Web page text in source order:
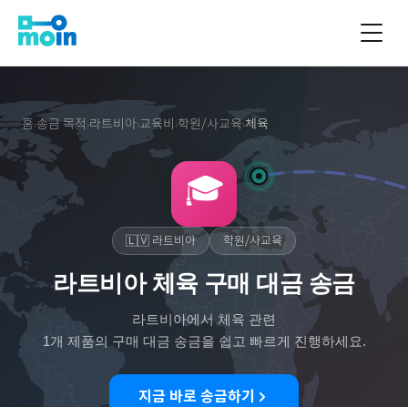
홈›송금 목적 ›라트비아›교육비 ›학원/사교육›체육
🎓
🇱🇻 라트비아 학원/사교육
라트비아 체육 구매 대금 송금
라트비아에서 체육 관련
1개 제품의 구매 대금 송금을 쉽고 빠르게 진행하세요.
지금 바로 송금하기